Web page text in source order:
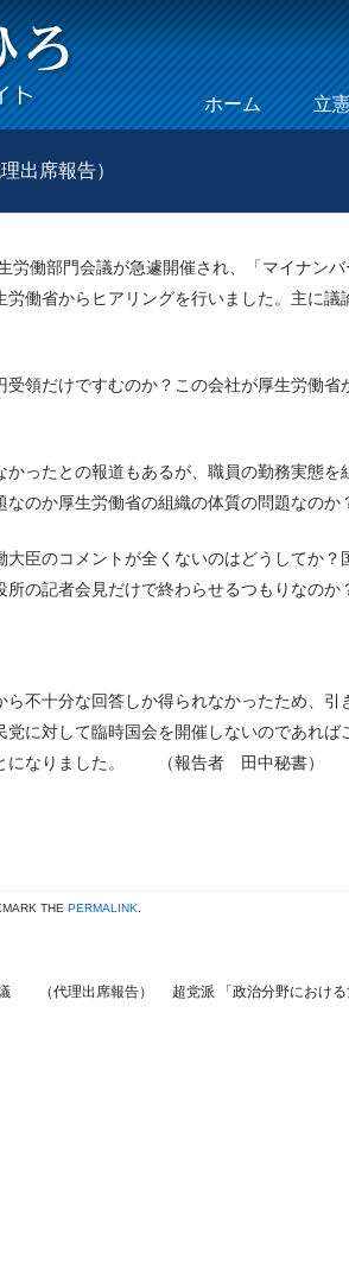
Menu
Skip to content
ホーム 立
出席報告）
労働部門会議が急遽開催され、「マイナン
働省からヒアリングを行いました。主に
受領だけですむのか？この会社が厚生労働
かったとの報道もあるが、職員の勤務実態
のか厚生労働省の組織の体質の問題なのか
大臣のコメントが全くないのはどうしてか
の記者会見だけで終わらせるつもりなのか
ら不十分な回答しか得られなかったため、
に対して臨時国会を開催しないのであれ
になりました。 （報告者 田中秘書）
THE PERMALINK
議 （代理出席報告）
超党派 「政治分野におけ